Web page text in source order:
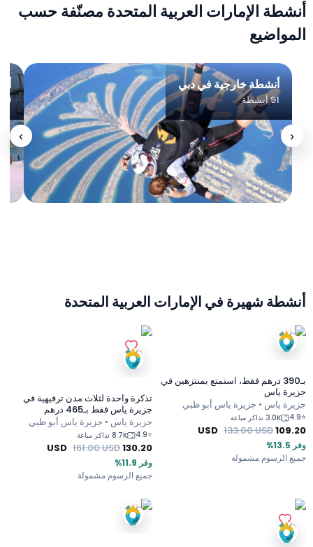
أنشطة الإمارات العربية المتحدة مصنّفة حسب
المواضيع
›
أنشطة خارجية في دبي
91 أنشطة 59 أنشطة
‹
أنشطة شهيرة في الإمارات العربية المتحدة
بـ390 درهم فقط، استمتع بمنتزهين في
جزيرة ياس
جزيرة ياس • جزيرة ياس أبو ظبي
⭐
4.9 3.0K تذاكر مباعة
109.20
USD 133.00USD
جميع الرسوم مشمولة
وفر 13.5%
تذكرة واحدة لثلاث مدن ترفيهية في
جزيرة ياس فقط بـ465 درهم
جزيرة ياس • جزيرة ياس أبو ظبي
⭐
4.9 8.7K تذاكر مباعة
130.20
USD 161.00USD
جميع الرسوم مشمولة
وفر 11.9%